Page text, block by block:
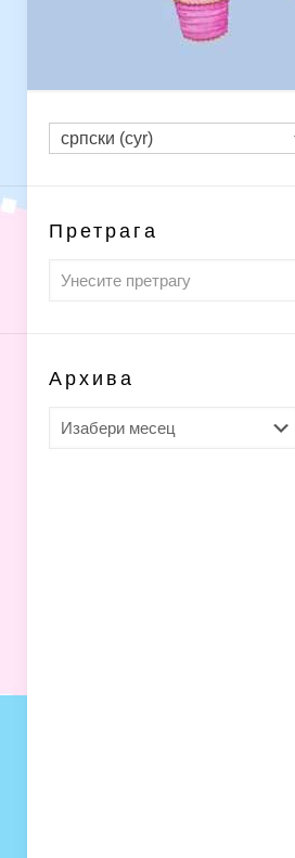
српски (cyr)
Претрага
Архива